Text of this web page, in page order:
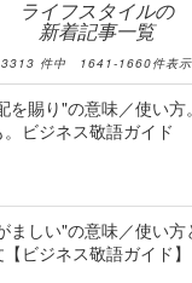
ライフスタイルの
新着記事一覧
3313 件中 1641-1660件表示
を賜り"の意味／使い
ビジネス敬語ガイド
ましい"の意味／使い方
ビジネス敬語ガイド】